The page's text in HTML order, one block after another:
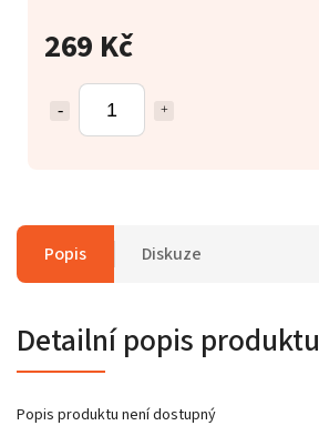
269 Kč
Popis Diskuze
Detailní popis produktu
Popis produktu není dostupný